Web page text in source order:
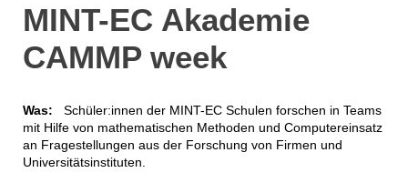
MINT-EC Akademie
CAMMP week
Was: Schüler:innen der MINT-EC Schulen forschen in Teams
mit Hilfe von mathematischen Methoden und Computereinsatz
an Fragestellungen aus der Forschung von Firmen und
Universitätsinstituten.